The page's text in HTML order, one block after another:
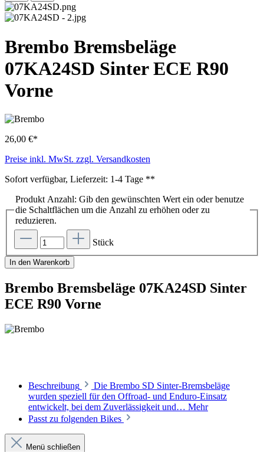
Brembo Bremsbeläge
07KA24SD Sinter ECE R90
Vorne
26,00 €*
Preise inkl. MwSt. zzgl. Versandkosten
Sofort verfügbar, Lieferzeit: 1-4 Tage **
Produkt Anzahl: Gib den gewünschten Wert ein oder benutze
die Schaltflächen um die Anzahl zu erhöhen oder zu
reduzieren.
Stück
In den Warenkorb
Brembo Bremsbeläge 07KA24SD Sinter
ECE R90 Vorne
Beschreibung
Die Brembo SD Sinter-Bremsbeläge
wurden speziell für den Offroad- und Enduro-Einsatz
entwickelt, bei dem Zuverlässigkeit und… Mehr
Passt zu folgenden Bikes
Menü schließen